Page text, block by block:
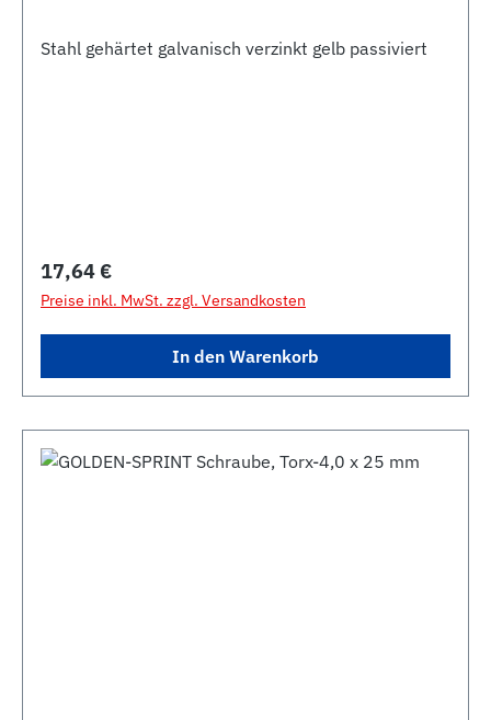
Stahl gehärtet galvanisch verzinkt gelb passiviert
Regulärer Preis:
17,64 €
Preise inkl. MwSt. zzgl. Versandkosten
In den Warenkorb